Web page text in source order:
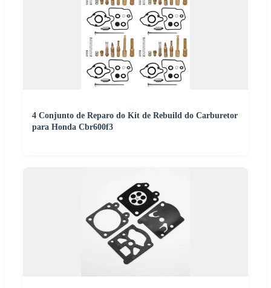
4 Conjunto de Reparo do Kit de Rebuild do Carburetor
para Honda Cbr600f3